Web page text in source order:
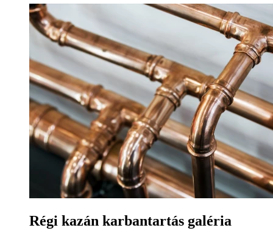
Régi kazán karbantartás galéria